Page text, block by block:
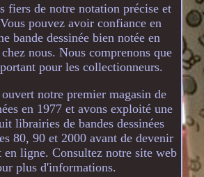
fiers de notre notation précise et
pouvez avoir confiance en
bande dessinée bien notée en
nous. Nous comprenons que
pour les collectionneurs.
notre premier magasin de
en 1977 et avons exploité une
librairies de bandes dessinées
80, 90 et 2000 avant de devenir
en ligne. Consultez notre site web
plus d'informations.